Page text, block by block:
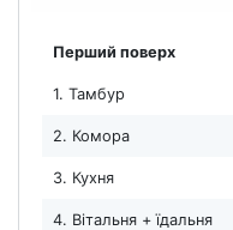
Перший поверх
1. Тамбур
2. Комора
3. Кухня
4. Вітальня + їдальня